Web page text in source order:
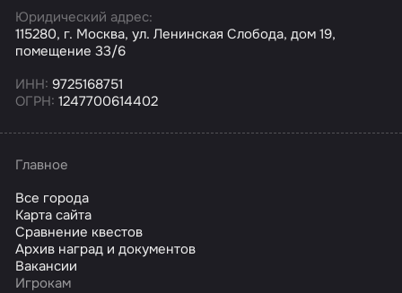
Юридический адрес:
115280, г. Москва, ул. Ленинская Слобода, дом 19,
помещение 33/6
ИНН: 9725168751
ОГРН: 1247700614402
Главное
Все города
Карта сайта
Сравнение квестов
Архив наград и документов
Вакансии
Игрокам